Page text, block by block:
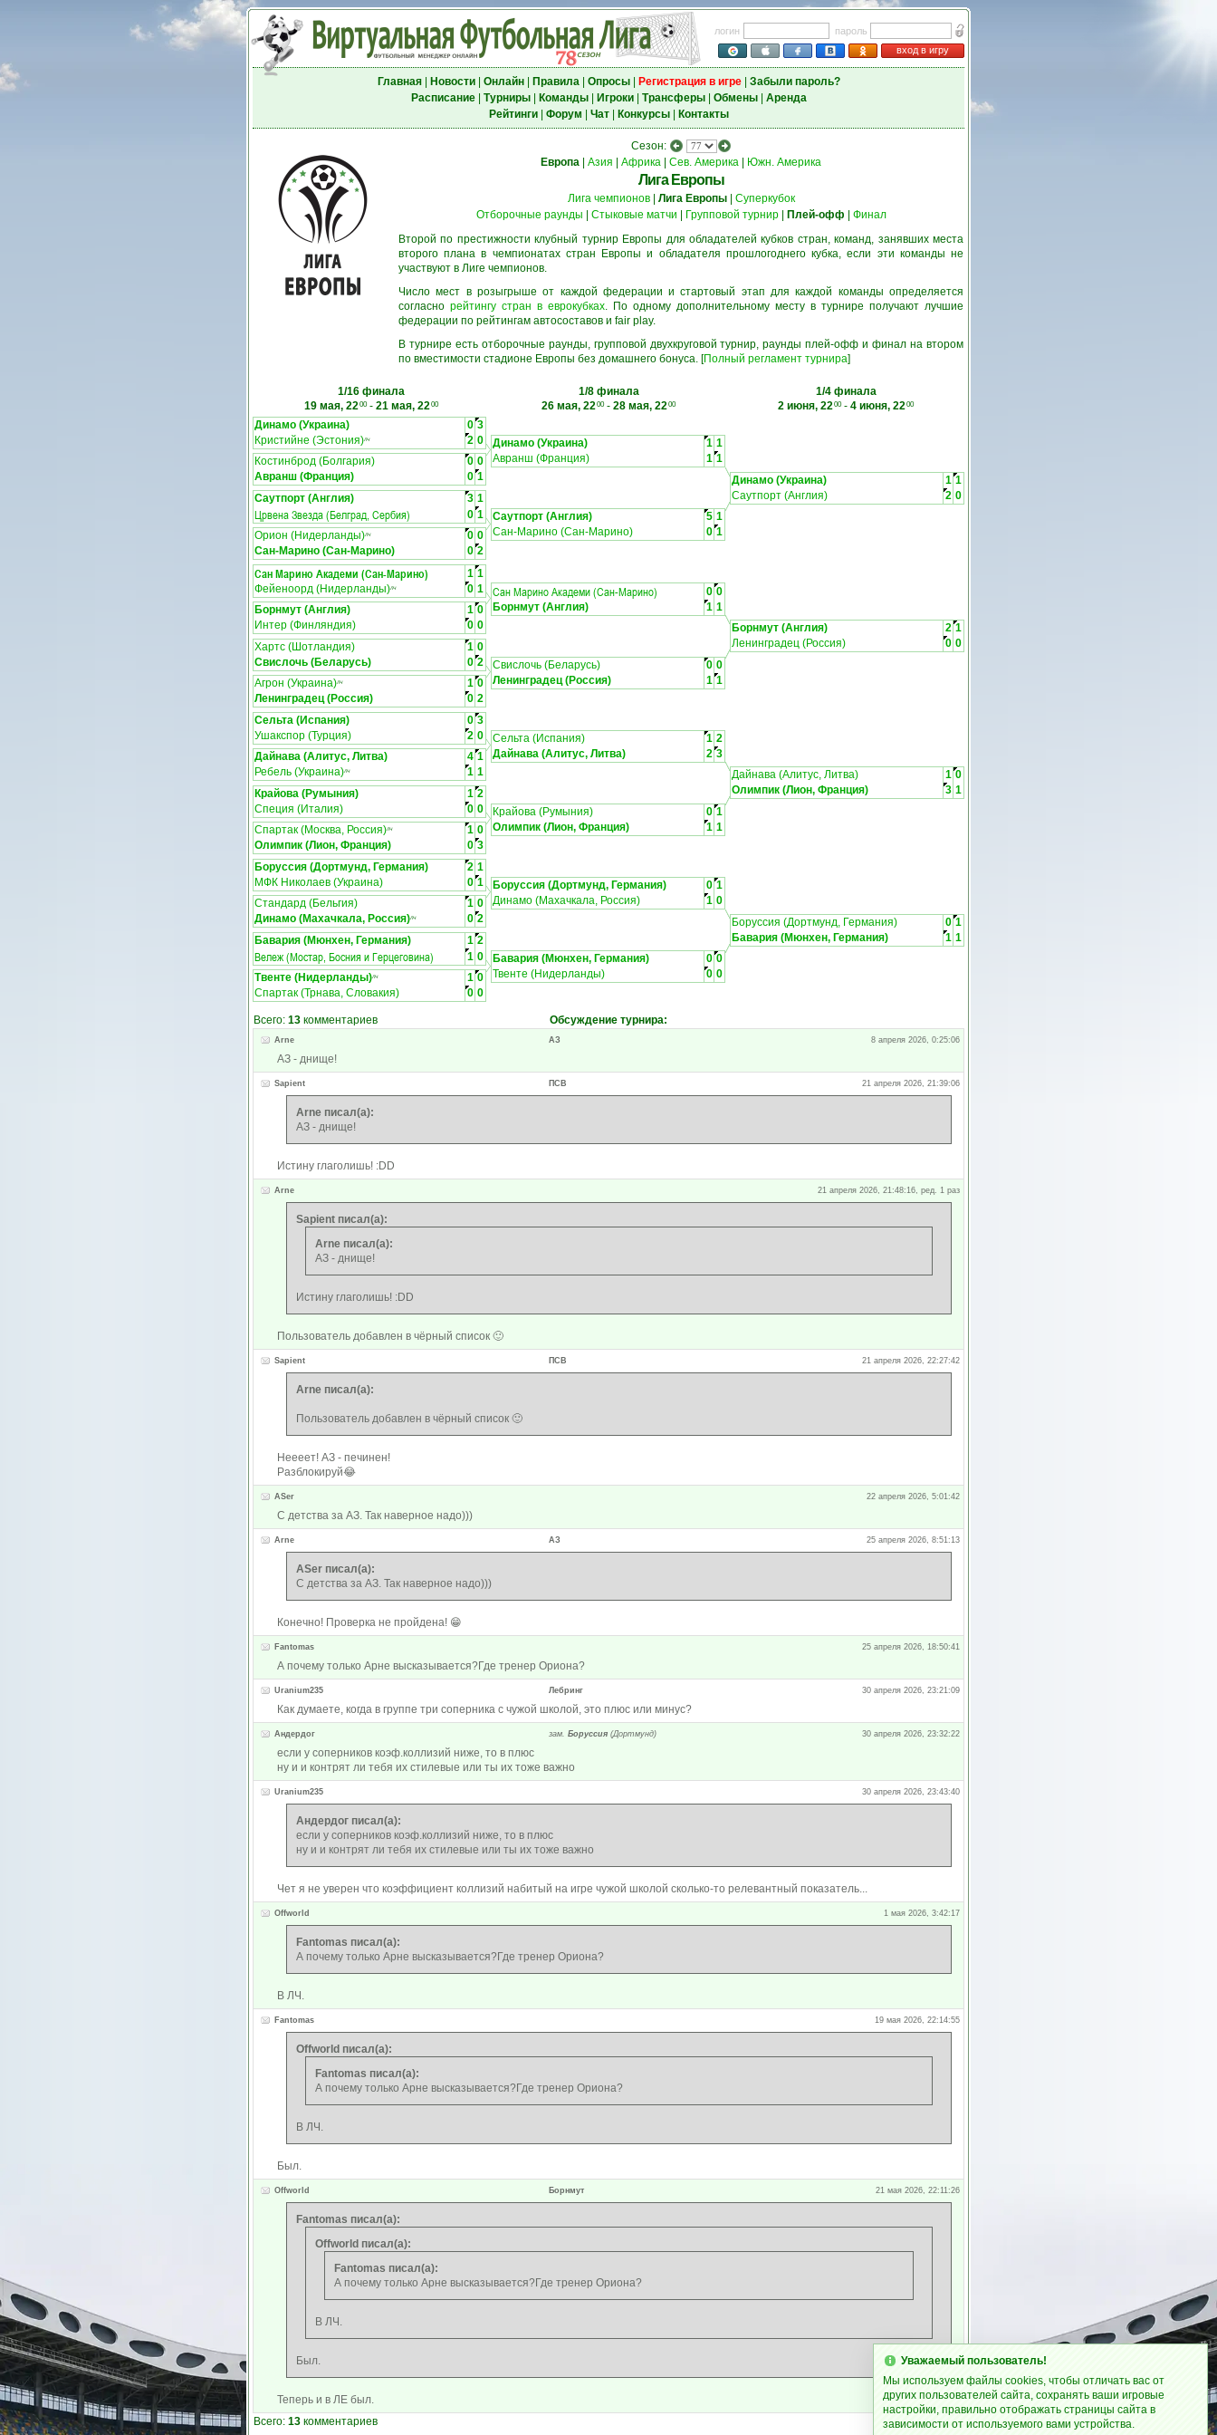
логин
пароль
вход в игру
Главная| Новости| Онлайн| Правила| Опросы| Регистрация в игре| Забыли пароль?
Расписание| Турниры| Команды| Игроки| Трансферы| Обмены| Аренда
Рейтинги| Форум Чат| Конкурсы| Контакты
Сезон:
Европа
Азия Африка Сев. Америка Южн. Америка
Лига Европы
Лига чемпионов| Лига Европы| Суперкубок
Отборочные раунды
Стыковые матчи Групповой турнир| Плей-офф
Финал
Второй по престижности клубный турнир Европы для обладателей кубков стран, команд, занявших места
второго плана в чемпионатах стран Европы и обладателя прошлогоднего кубка, если эти команды не
участвуют в Лиге чемпионов.
Число мест в розыгрыше от каждой федерации и стартовый этап для каждой команды определяется
согласно рейтингу стран в еврокубках. По одному дополнительному месту в турнире получают лучшие
федерации по рейтингам автосоставов и fair play.
В турнире есть отборочные раунды, групповой двухкруговой турнир, раунды плей-офф и финал на втором
по вместимости стадионе Европы без домашнего бонуса. [Полный регламент турнира]
1/16 финала
19 мая, 2200- 21 мая, 2200
1/8 финала
26 мая, 2200- 28 мая, 2200
1/4 финала
2 июня, 2200- 4 июня, 2200
Динамо (Украина) 0 3
Кристийне (Эстония)ЛЧ 2 0
Костинброд (Болгария)
0 0
Авранш (Франция)
0 1
Динамо (Украина) 1 1
Авранш (Франция)
1 1
Динамо (Украина)
1 1
Саутпорт (Англия)
2 0
Саутпорт (Англия) 3 1
Црвена Звезда (Белград, Сербия) 0 1
Орион (Нидерланды)ЛЧ 0 0
Сан-Марино (Сан-Марино)
0 2
Саутпорт (Англия) 5 1
Сан-Марино (Сан-Марино)
0 1
Сан Марино Академи (Сан-Марино) 1 1
Фейеноорд (Нидерланды)ЛЧ 0 1
Борнмут (Англия)
1 0
Интер (Финляндия)
0 0
Сан Марино Академи (Сан-Марино) 0 0
Борнмут (Англия)
1 1
Борнмут (Англия)
2 1
Ленинградец (Россия)
0 0
Хартс (Шотландия) 1 0
Свислочь (Беларусь)
0 2
Агрон (Украина)ЛЧ 1 0
Ленинградец (Россия)
0 2
Свислочь (Беларусь) 0 0
Ленинградец (Россия)
1 1
Сельта (Испания) 0 3
Ушакспор (Турция)
2 0
Дайнава (Алитус, Литва)
4 1
Ребель (Украина)ЛЧ 1 1
Сельта (Испания) 1 2
Дайнава (Алитус, Литва)
2 3
Дайнава (Алитус, Литва)
1 0
Олимпик (Лион, Франция)
3 1
Крайова (Румыния) 1 2
Специя (Италия)
0 0
Спартак (Москва, Россия)ЛЧ 1 0
Олимпик (Лион, Франция)
0 3
Крайова (Румыния) 0 1
Олимпик (Лион, Франция)
1 1
Боруссия (Дортмунд, Германия) 2 1
МФК Николаев (Украина)
0 1
Стандард (Бельгия)
1 0
Динамо (Махачкала, Россия)ЛЧ 0 2
Боруссия (Дортмунд, Германия) 0 1
Динамо (Махачкала, Россия)
1 0
Боруссия (Дортмунд, Германия)
0 1
Бавария (Мюнхен, Германия)
1 1
Бавария (Мюнхен, Германия) 1 2
Вележ (Мостар, Босния и Герцеговина) 1 0
Твенте (Нидерланды)ЛЧ 1 0
Спартак (Трнава, Словакия)
0 0
Бавария (Мюнхен, Германия) 0 0
Твенте (Нидерланды)
0 0
Всего: 13 комментариев Обсуждение турнира:
Arne АЗ 8 апреля 2026, 0:25:06
АЗ - днище!
Sapient ПСВ 21 апреля 2026, 21:39:06
Arne писал(а):
АЗ - днище!
Истину глаголишь! :DD
Arne 21 апреля 2026, 21:48:16, ред. 1 раз
Sapient писал(а):
Arne писал(а):
АЗ - днище!
Истину глаголишь! :DD
Пользователь добавлен в чёрный список 🙂
Sapient ПСВ 21 апреля 2026, 22:27:42
Arne писал(а):
Пользователь добавлен в чёрный список 🙂
Неееет! АЗ - печинен!
Разблокируй😂
ASer 22 апреля 2026, 5:01:42
С детства за АЗ. Так наверное надо)))
Arne АЗ 25 апреля 2026, 8:51:13
ASer писал(а):
С детства за АЗ. Так наверное надо)))
Конечно! Проверка не пройдена! 😁
Fantomas 25 апреля 2026, 18:50:41
А почему только Арне высказывается?Где тренер Ориона?
Uranium235 Лебринг 30 апреля 2026, 23:21:09
Как думаете, когда в группе три соперника с чужой школой, это плюс или минус?
Андердог зам. Боруссия (Дортмунд) 30 апреля 2026, 23:32:22
если у соперников коэф.коллизий ниже, то в плюс
ну и и контрят ли тебя их стилевые или ты их тоже важно
Uranium235 30 апреля 2026, 23:43:40
Андердог писал(а):
если у соперников коэф.коллизий ниже, то в плюс
ну и и контрят ли тебя их стилевые или ты их тоже важно
Чет я не уверен что коэффициент коллизий набитый на игре чужой школой сколько-то релевантный показатель...
Offworld 1 мая 2026, 3:42:17
Fantomas писал(а):
А почему только Арне высказывается?Где тренер Ориона?
В ЛЧ.
Fantomas 19 мая 2026, 22:14:55
Offworld писал(а):
Fantomas писал(а):
А почему только Арне высказывается?Где тренер Ориона?
В ЛЧ.
Был.
Offworld Борнмут 21 мая 2026, 22:11:26
Fantomas писал(а):
Offworld писал(а):
Fantomas писал(а):
А почему только Арне высказывается?Где тренер Ориона?
В ЛЧ.
Был.
Теперь и в ЛЕ был.
Всего: 13 комментариев
Уважаемый пользователь!
Мы используем файлы cookies, чтобы отличать вас от
других пользователей сайта, сохранять ваши игровые
настройки, правильно отображать страницы сайта в
зависимости от используемого вами устройства.